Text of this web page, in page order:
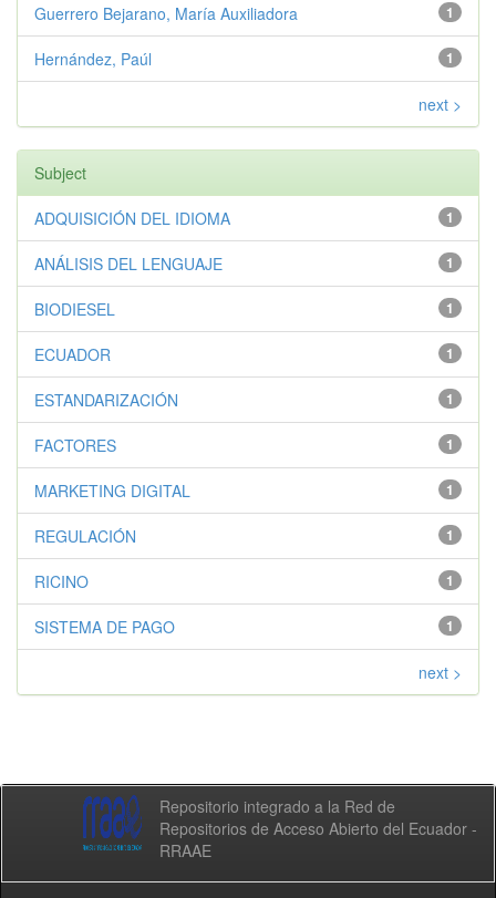
1
Guerrero Bejarano, María Auxiliadora
1
Hernández, Paúl
next >
Subject
1
ADQUISICIÓN DEL IDIOMA
1
ANÁLISIS DEL LENGUAJE
1
BIODIESEL
1
ECUADOR
1
ESTANDARIZACIÓN
1
FACTORES
1
MARKETING DIGITAL
1
REGULACIÓN
1
RICINO
1
SISTEMA DE PAGO
next >
Repositorio integrado a la Red de
Repositorios de Acceso Abierto del Ecuador -
RRAAE